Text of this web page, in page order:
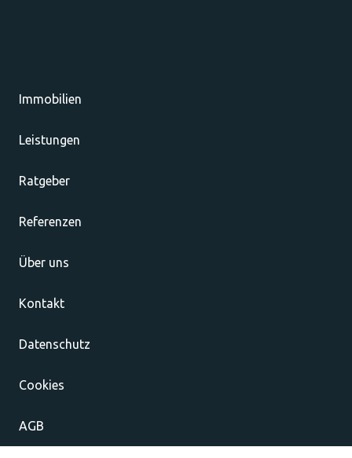
Immobilien
Leistungen
Ratgeber
Referenzen
Über uns
Kontakt
Datenschutz
Cookies
AGB